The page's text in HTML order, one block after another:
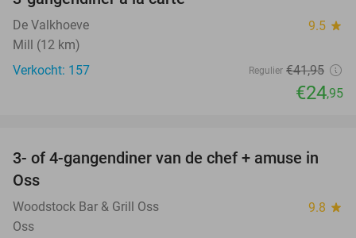
De Valkhoeve 9.5 star
Mill (12 km)
Verkocht: 157
Regulier €41,95
€24,95
34%
3- of 4-gangendiner van de chef + amuse in
Oss
Woodstock Bar & Grill Oss 9.8 star
Oss